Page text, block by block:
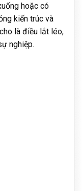
hoặc có
kiến trúc và
là điều lắt léo,
nghiệp.